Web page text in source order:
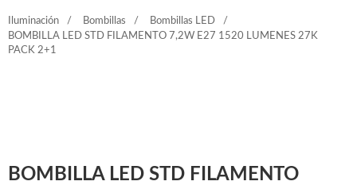
Iluminación Bombillas
Bombillas LED
BOMBILLA LED STD FILAMENTO 7,2W E27 1520 LUMENES 27K
PACK 2+1
BOMBILLA LED STD FILAMENTO